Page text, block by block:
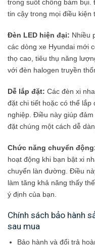
trong suốt chống bám
tin cậy trong mọi điều kiện
Đèn LED hiện đại: Nhiều
các dòng xe Hyundai mới
thọ cao, tiêu thụ năng
với đèn halogen truyền
Dễ lắp đặt: Các đèn xi
đặt chi tiết hoặc có thể lắp
nghiệp. Điều này giúp
đặt chúng một cách dễ
Chức năng chuyển
hoạt động khi bạn bật xi
chuyển làn đường. Điều
làm tăng khả năng thấy
ý định của bạn.
Chính sách bảo hành
sau mua
Bảo hành và đổi trả